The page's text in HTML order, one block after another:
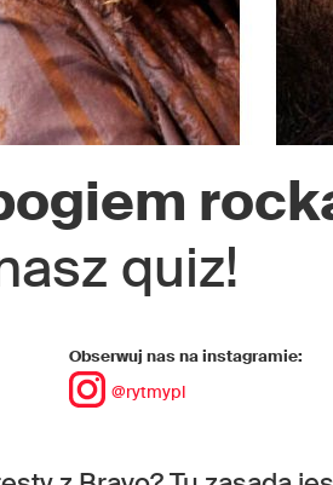
quiz!
Obserwuj nas na instagramie:
@rytmypl